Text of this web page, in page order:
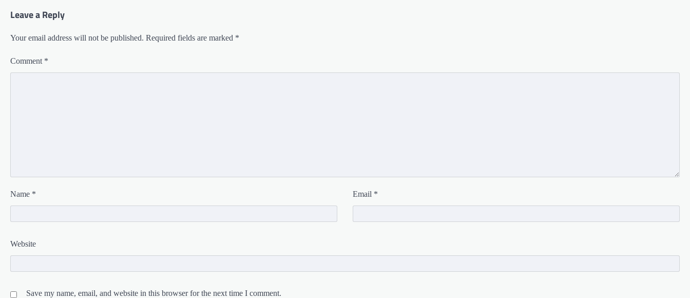
Leave a Reply
Your email address will not be published. Required fields are marked *
Comment *
Name * Email *
Website
Save my name, email, and website in this browser for the next time I comment.